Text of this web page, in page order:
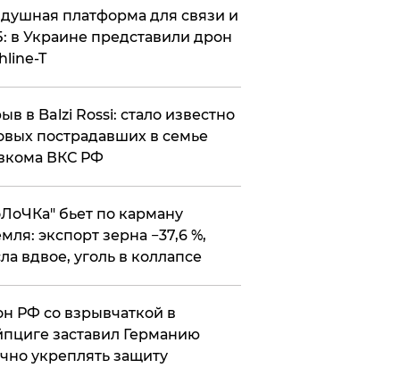
платформа для связи и
в Украине представили дрон
T
в Balzi Rossi: стало известно
пострадавших в семье
ВКС РФ
бьет по карману
экспорт зерна −37,6 %,
вдвое, уголь в коллапсе
РФ со взрывчаткой в
заставил Германию
укреплять защиту